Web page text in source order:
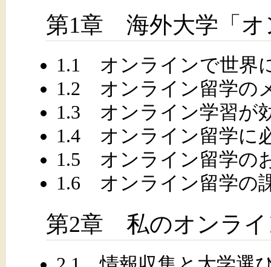
第1章 海外大学「オ
1.1 オンラインで世界
1.2 オンライン留学の
1.3 オンライン学習が
1.4 オンライン留学に
1.5 オンライン留学の
1.6 オンライン留学の
第2章 私のオンライ